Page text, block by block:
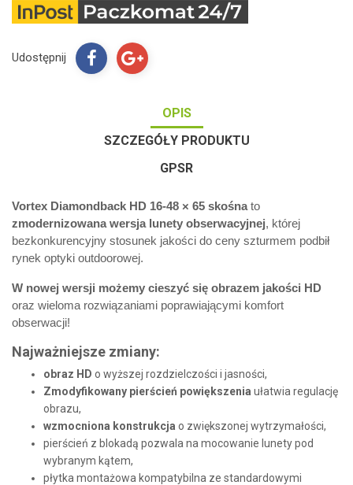
Udostępnij
OPIS
SZCZEGÓŁY PRODUKTU
GPSR
Vortex Diamondback HD 16-48 × 65 skośna to
zmodernizowana wersja lunety obserwacyjnej, której
bezkonkurencyjny stosunek jakości do ceny szturmem podbił
rynek optyki outdoorowej.
W nowej wersji możemy cieszyć się obrazem jakości HD
oraz wieloma rozwiązaniami poprawiającymi komfort
obserwacji!
Najważniejsze zmiany:
obraz HD o wyższej rozdzielczości i jasności,
Zmodyfikowany pierścień powiększenia ułatwia regulację
obrazu,
wzmocniona konstrukcja o zwiększonej wytrzymałości,
pierścień z blokadą pozwala na mocowanie lunety pod
wybranym kątem,
płytka montażowa kompatybilna ze standardowymi